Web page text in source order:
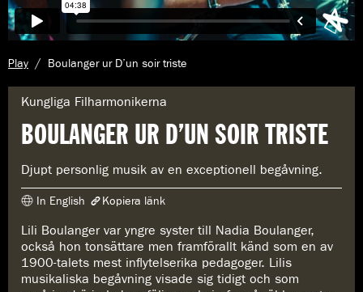
Play
A
u
e
l
s
i
d
a
:
Boulanger ur D’un soir triste
G
n
r
e
Kungliga Filharmonikerna
BOULANGER UR D’UN SOIR TRISTE
Djupt personlig musik av en exceptionell begåvning.
In English Kopiera länk
Länken har kopierats
https://www.konserthuset.se/play/boulanger-ur-dun-soir-triste/
Lili Boulanger var yngre syster till Nadia Boulanger,
också hon tonsättare men framförallt känd som en av
1900-talets mest inflytelserika pedagoger. Lilis
musikaliska begåvning visade sig tidigt och som